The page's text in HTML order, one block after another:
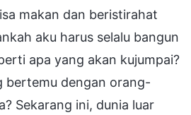
makan dan beristirahat
aku harus selalu bangun
apa yang akan kujumpai?
bertemu dengan orang-
Sekarang ini, dunia luar